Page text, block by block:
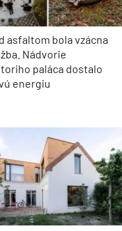
asfaltom bola vzácna
Nádvorie
paláca dostalo
energiu